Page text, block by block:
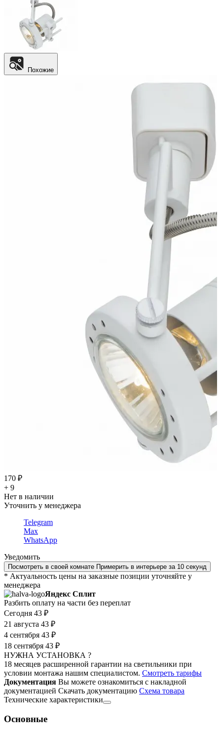
Похожие
170 ₽
+ 9
Нет в наличии
Уточнить у менеджера
Telegram
Max
WhatsApp
Уведомить
Посмотреть в своей комнате Примерить в интерьере за 10 секунд
* Актуальность цены на заказные позиции уточняйте у
менеджера
Яндекс Сплит
Разбить оплату на части без переплат
Сегодня 43 ₽
21 августа 43 ₽
4 сентября 43 ₽
18 сентября 43 ₽
НУЖНА УСТАНОВКА ?
18 месяцев расширенной гарантии на светильники при
условии монтажа нашим специалистом. Смотреть тарифы
Документация Вы можете ознакомиться с накладной
документацией Скачать документацию Cхема товара
Технические характеристики
Основные